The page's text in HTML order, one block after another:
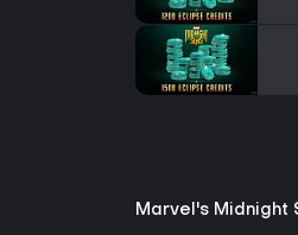
Marvel's Midnight